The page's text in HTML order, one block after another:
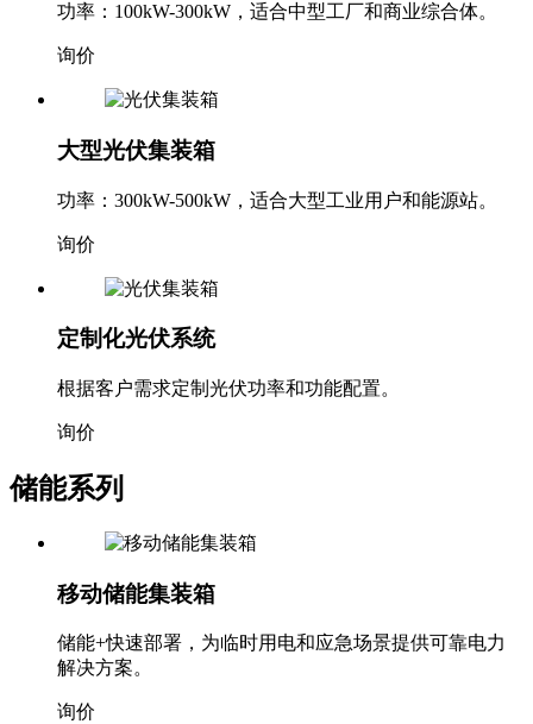
功率：100kW-300kW，适合中型工厂和商业综合体。
询价
大型光伏集装箱
功率：300kW-500kW，适合大型工业用户和能源站。
询价
定制化光伏系统
根据客户需求定制光伏功率和功能配置。
询价
储能系列
移动储能集装箱
储能+快速部署，为临时用电和应急场景提供可靠电力
解决方案。
询价